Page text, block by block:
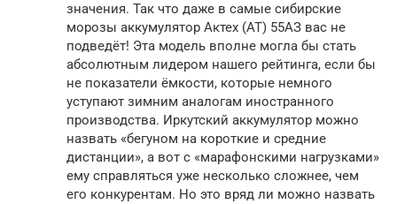
значения. Так что даже в самые сибирские
морозы аккумулятор Актех (АТ) 55АЗ вас не
подведёт! Эта модель вполне могла бы стать
абсолютным лидером нашего рейтинга, если бы
не показатели ёмкости, которые немного
уступают зимним аналогам иностранного
производства. Иркутский аккумулятор можно
назвать «бегуном на короткие и средние
дистанции», а вот с «марафонскими нагрузками»
ему справляться уже несколько сложнее, чем
его конкурентам. Но это вряд ли можно назвать